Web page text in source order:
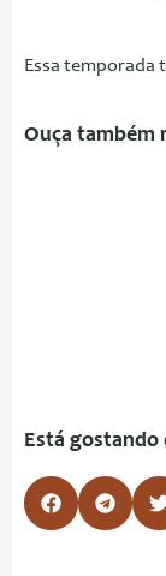
Essa temporada
Ouça também
Está